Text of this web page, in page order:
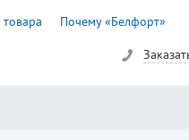
Почему «Белфорт»